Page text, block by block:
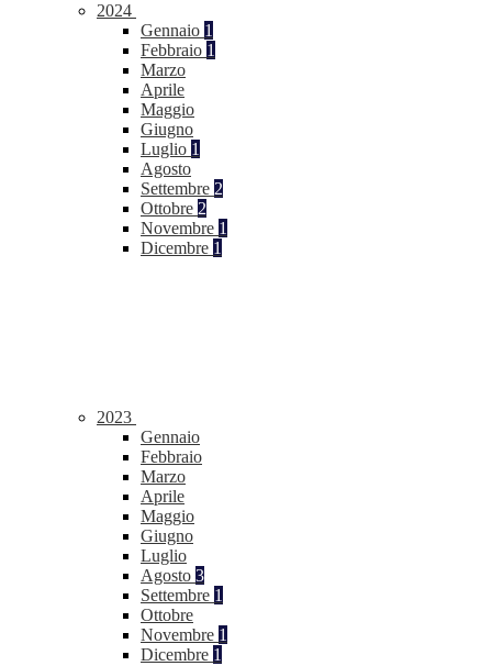
2024
Gennaio 1
Febbraio 1
Marzo
Aprile
Maggio
Giugno
Luglio 1
Agosto
Settembre 2
Ottobre 2
Novembre 1
Dicembre 1
2023
Gennaio
Febbraio
Marzo
Aprile
Maggio
Giugno
Luglio
Agosto 3
Settembre 1
Ottobre
Novembre 1
Dicembre 1